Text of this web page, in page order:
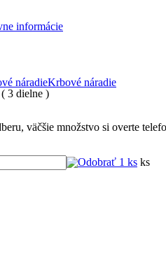
informácie
náradieKrbové náradie
3 dielne )
, väčšie množstvo si overte
ks